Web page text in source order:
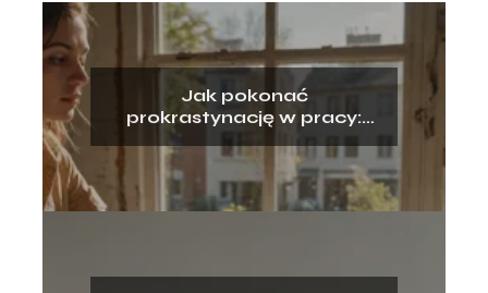
Jak pokonać
prokrastynację w pracy:
praktyczne porady